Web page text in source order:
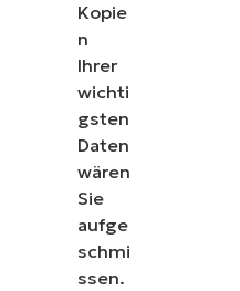
Kopie
n
Ihrer
wichti
gsten
Daten
wären
Sie
aufge
schmi
ssen.